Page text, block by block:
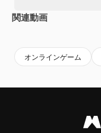
関連動画
オンラインゲーム